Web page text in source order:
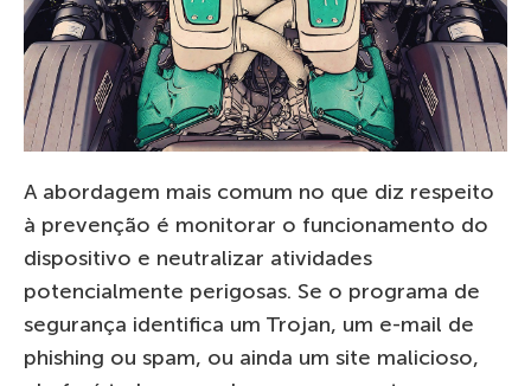
A abordagem mais comum no que diz respeito
à prevenção é monitorar o funcionamento do
dispositivo e neutralizar atividades
potencialmente perigosas. Se o programa de
segurança identifica um Trojan, um e-mail de
phishing ou spam, ou ainda um site malicioso,